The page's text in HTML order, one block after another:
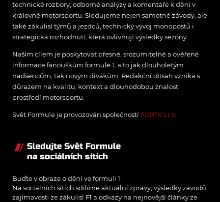
technické rozbory, odborné analýzy a komentáře k dění v
královně motorsportu. Sledujeme nejen samotné závody, ale
také zákulisí týmů a jezdců, technický vývoj monopostů i
strategická rozhodnutí, která ovlivňují výsledky sezóny.
Naším cílem je poskytovat přesné, srozumitelné a ověřené
informace fanouškům formule 1, a to jak dlouholetým
nadšencům, tak novým divákům. Redakční obsah vzniká s
důrazem na kvalitu, kontext a dlouhodobou znalost
prostředí motorsportu.
Svět Formule je provozován společností FORTV s.r.o.
Sledujte Svět Formule
na sociálních sítích
Buďte v obraze o dění ve formuli 1.
Na sociálních sítích sdílíme aktuální zprávy, výsledky závodů,
zajímavosti ze zákulisí F1 a odkazy na nejnovější články ze